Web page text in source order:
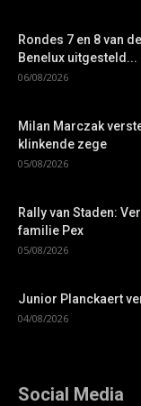
Rondes 7 en 8 van
Benelux uitgesteld...
06/08/2026
Milan Marczak
klinkende zege
05/08/2026
Rally van Staden:
familie Pex
05/08/2026
Junior Planckaert
04/08/2026
Social Media